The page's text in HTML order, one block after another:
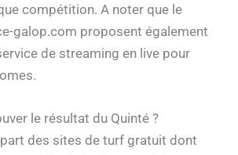
compétition. A noter que le
galop.com proposent également
de streaming en live pour
le résultat du Quinté ?
des sites de turf gratuit dont